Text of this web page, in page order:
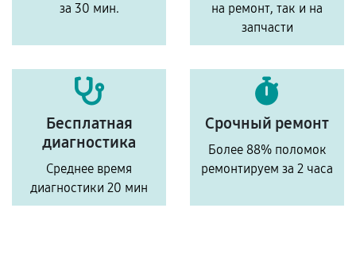
за 30 мин.
на ремонт, так и на
запчасти
Бесплатная
диагностика
Среднее время
диагностики 20 мин
Срочный ремонт
Более 88% поломок
ремонтируем за 2 часа